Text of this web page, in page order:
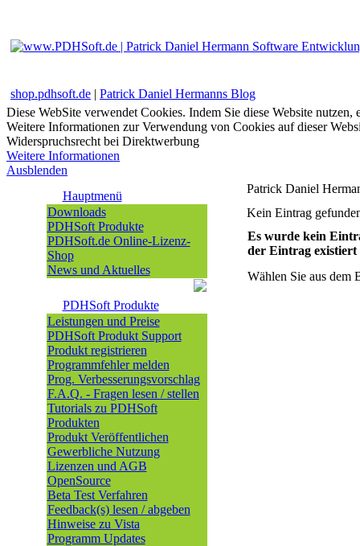
shop.pdhsoft.de | Patrick Daniel Hermanns Blog
Diese WebSite verwendet Cookies. Indem Sie diese Website
Weitere Informationen zur Verwendung von Cookies auf dieser
Widerspruchsrecht bei Direktwerbung
Weitere Informationen
Ausblenden
Hauptmenü
Downloads
PDHSoft Produkte
PDHSoft.de Online-Lizenz-
Shop
News und Aktuelles
PDHSoft Produkte
Leistungen und Preise
PDHSoft Produkt Support
Produkt registrieren
Programmfehler melden
Prog. Verbesserungsvorschlag
F.A.Q. - Fragen lesen / stellen
Tutorials zu PDHSoft
Produkten
Produkt Veröffentlichen
Gewerbliche Nutzung
Lizenzen und AGB
OpenSource
Beta Test Verfahren
Feedback(s) lesen / abgeben
Hinweise zu Vista
Programm Updates
Patrick Daniel
Kein Eintrag
Es wurde kein
der Eintrag existiert
Wählen Sie aus dem